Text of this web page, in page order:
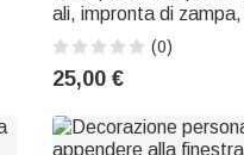
ali, impronta di
testo - Regalo
proprietari di animali
(0)
25,00 €